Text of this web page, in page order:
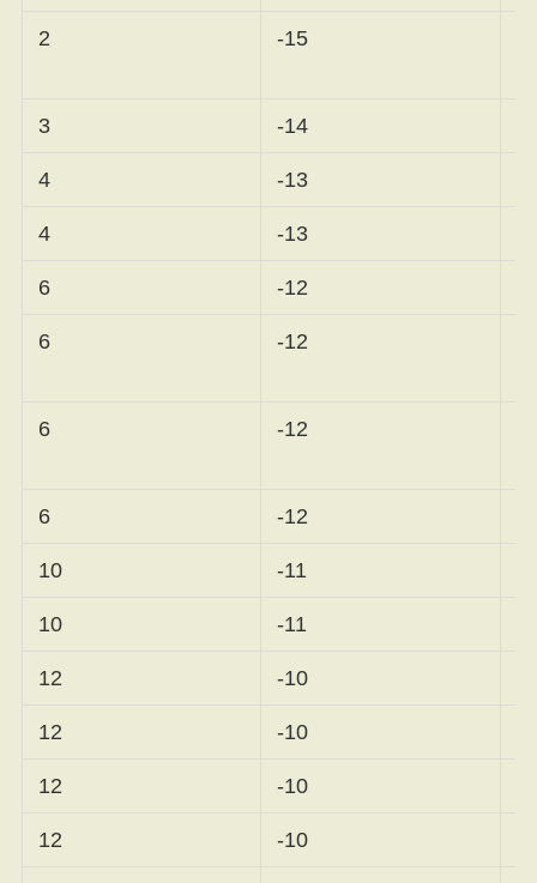
2 -15
3 -14
4 -13
4 -13
6 -12
6 -12
6 -12
6 -12
10 -11
10 -11
12 -10
12 -10
12 -10
12 -10